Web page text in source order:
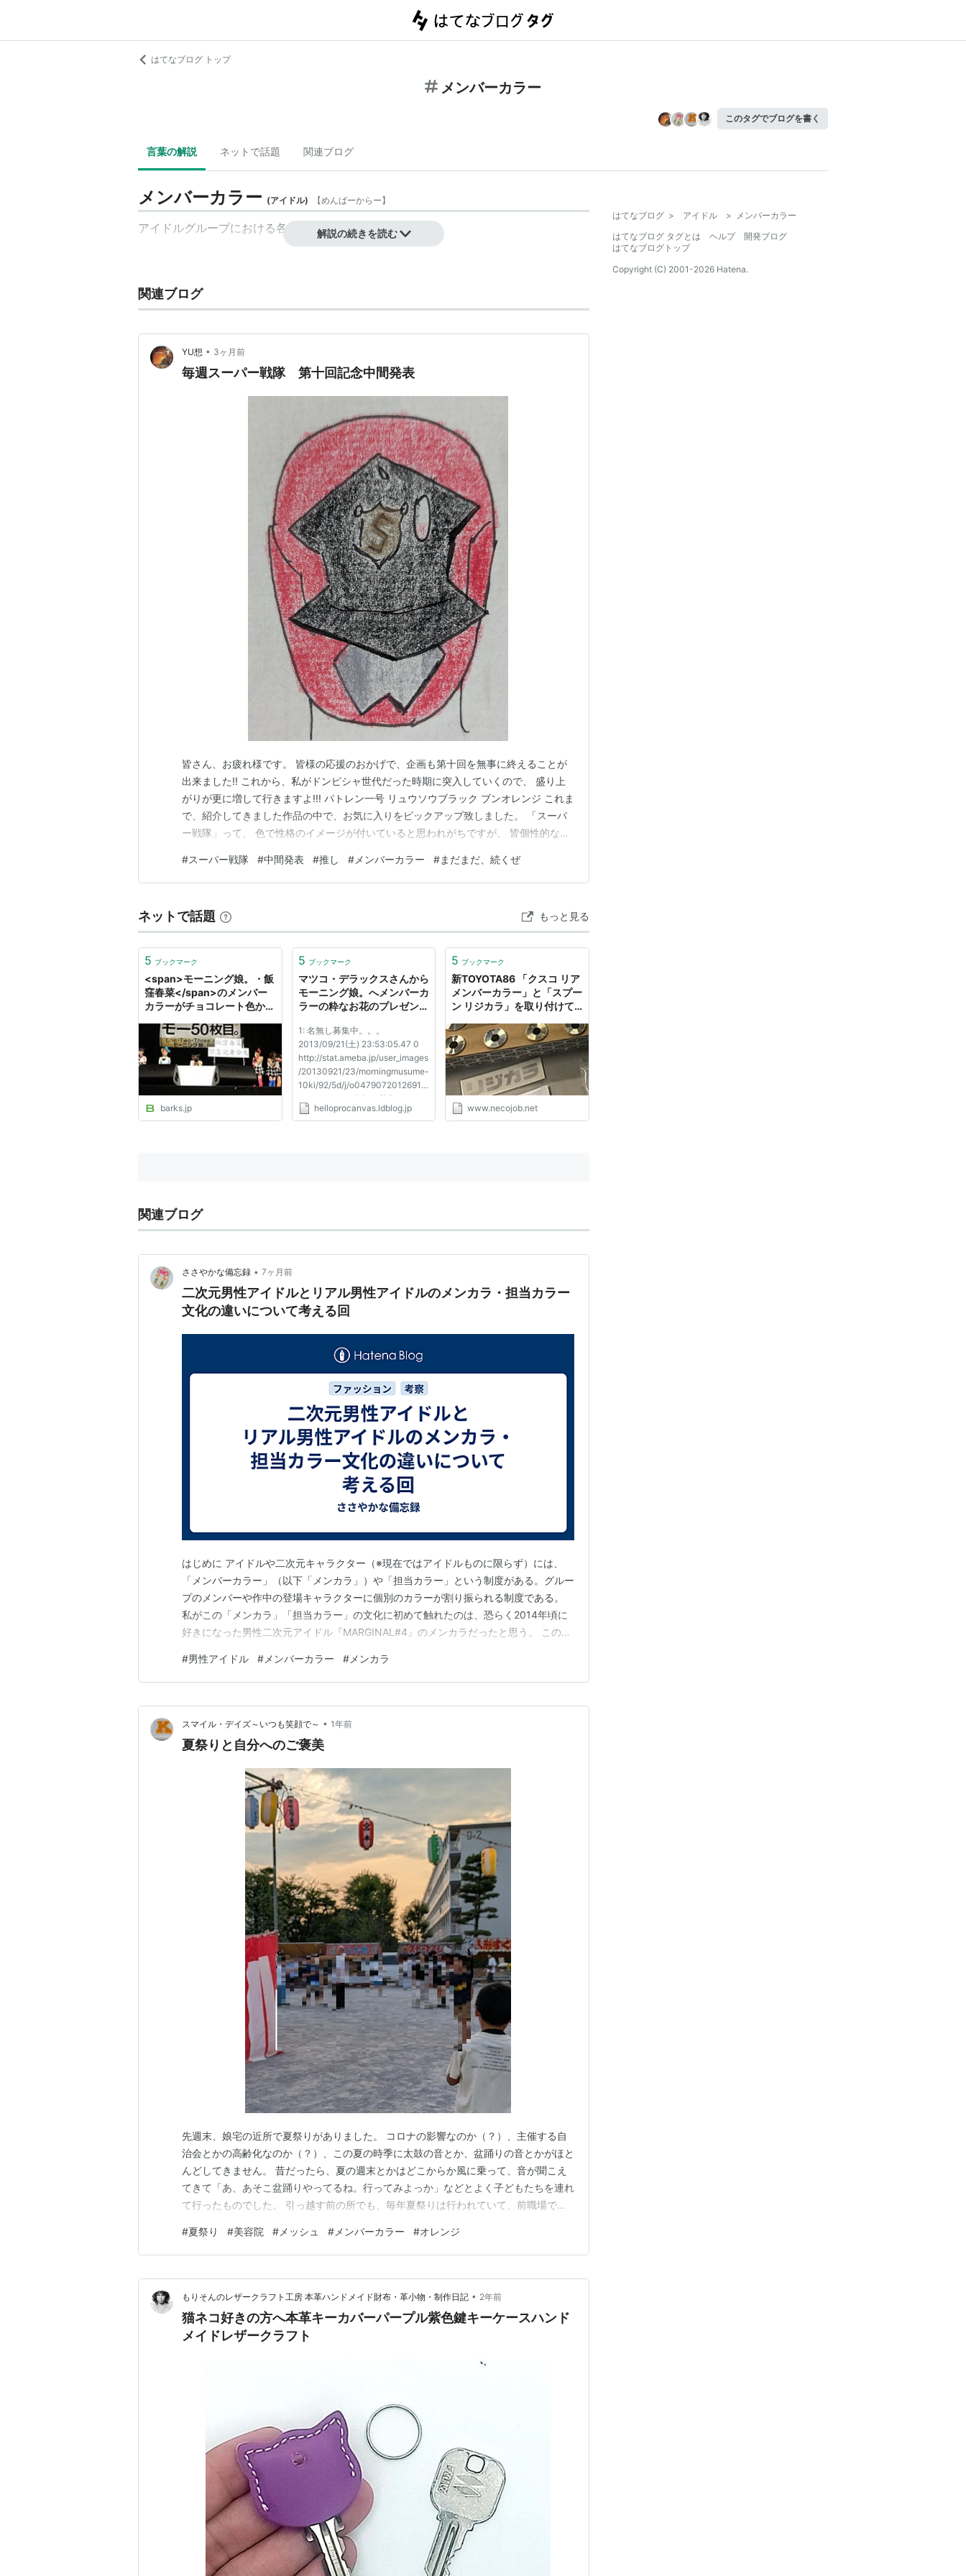
はてなブログ トップ
メンバーカラー
このタグでブログを書く
言葉の解説 ネットで話題 関連ブログ
メンバーカラー (アイドル) 【めんばーからー】
アイドルグループにおける各メンバーを表す色。
解説の続きを読む
関連ブログ
YU想 • 3ヶ月前
毎週スーパー戦隊 第十回記念中間発表
皆さん、お疲れ様です。 皆様の応援のおかげで、企画も第十回を無事に終えることが
出来ました!! これから、私がドンピシャ世代だった時期に突入していくので、 盛り上
がりが更に増して行きますよ!!! パトレン一号 リュウソウブラック ブンオレンジ これま
で、紹介してきました作品の中で、お気に入りをピックアップ致しました。 「スーパ
ー戦隊」って、 色で性格のイメージが付いていると思われがちですが、 皆個性的なん
たリーダーだったり、 能天気だけど決める時は決める漢だったり、 作品によって、
様々なのが面白いですよね。 以上、…
#スーパー戦隊 #中間発表 #推し # メンバーカラー #まだまだ、続くぜ
ネットで話題 もっと見る
5 ブックマーク
<span>モーニング娘。・飯
窪春菜</span>のメンバー
カラーがチョコレート色から
barks.jp
5 ブックマーク
マツコ・デラックスさんから
モーニング娘。へメンバーカ
ラーの粋なお花のプレゼント
1: 名無し募集中。。。
2013/09/21(土) 23:53:05.47 0
http://stat.ameba.jp/user_images
/20130921/23/morningmusume-
10ki/92/5d/j/o04790720126915
19747.jpg 10: 名無し募集
中。。。 2013/09/22(日)
helloprocanvas.ldblog.jp
5 ブックマーク
新TOYOTA86 「クスコ リア
メンバーカラー」と「スプー
ン リジカラ」を取り付けて
ごと
www.necojob.net
関連ブログ
ささやかな備忘録 • 7ヶ月前
二次元男性アイドルとリアル男性アイドルのメンカラ・担当カラー
文化の違いについて考える回
はじめに アイドルや二次元キャラクター（※現在ではアイドルものに限らず）には、
「メンバーカラー」（以下「メンカラ」）や「担当カラー」という制度がある。グルー
プのメンバーや作中の登場キャラクターに個別のカラーが割り振られる制度である。
私がこの「メンカラ」「担当カラー」の文化に初めて触れたのは、恐らく2014年頃に
好きになった男性二次元アイドル『MARGINAL#4』のメンカラだったと思う。 この作
さまっ』よりも後、爆発的な人気となった『あんさんぶるスターズ！！』（『あんス
タ』）や『アイドリッシュセブン』（『アイナナ』）…
#男性アイドル #メンバーカラー #メンカラ
スマイル・デイズ～いつも笑顔で～ • 1年前
夏祭りと自分へのご褒美
先週末、娘宅の近所で夏祭りがありました。 コロナの影響なのか（？）、主催する自
治会とかの高齢化なのか（？）、この夏の時季に太鼓の音とか、盆踊りの音とかがほと
んどしてきません。 昔だったら、夏の週末とかはどこからか風に乗って、音が聞こえ
てきて「あ、あそこ盆踊りやってるね。行ってみよっか」などとよく子どもたちを連れ
て行ったものでした。 引っ越す前の所でも、毎年夏祭りは行われていて、前職場では
宅の近くに団地があり、そこは毎年夏祭りを行います。 私たちジィジ、バァバもいつ
も行っています。 夫は🍺を飲み、孫たちはクジやヨーヨ…
#夏祭り #美容院 # メッシュ # メンバーカラー #オレンジ
もりそんのレザークラフト工房 本革ハンドメイド財布・革小物・制作日記 • 2年前
猫ネコ好きの方へ本革キーカバーパープル紫色鍵キーケースハンド
メイドレザークラフト
はてなブログ > アイドル > メンバーカラー
はてなブログ タグとは
ヘルプ
開発ブログ
はてなブログトップ
Copyright (C) 2001-2026 Hatena.